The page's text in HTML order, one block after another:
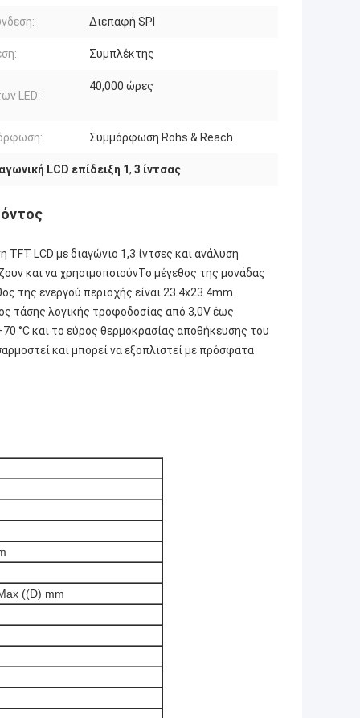
Διεπαφή SPI
Συμπλέκτης
LED:
40,000 ώρες
Συμμόρφωση Rohs & Reach
LCD επίδειξη 1, 3 ίντσας
LCD με διαγώνιο 1,3 ίντσες και ανάλυση
και να χρησιμοποιούνΤο μέγεθος της μονάδας
της ενεργού περιοχής είναι 23.4x23.4mm.
τάσης λογικής τροφοδοσίας από 3,0V έως
°C και το εύρος θερμοκρασίας αποθήκευσης του
και μπορεί να εξοπλιστεί με πρόσφατα
((D) mm